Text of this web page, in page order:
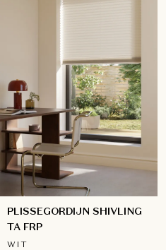
PLISSEGORDIJN SHIVLING
TA FRP
WIT